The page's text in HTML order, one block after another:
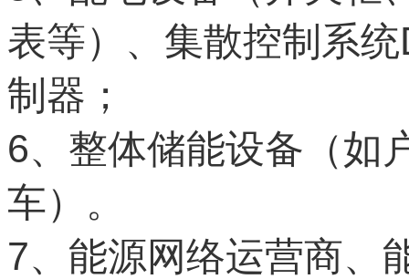
表等）、集散控制系统
制器；
6、整体储能设备（如
车）。
7、能源网络运营商、